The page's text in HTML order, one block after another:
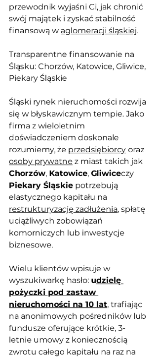
przewodnik wyjaśni Ci, jak chronić
swój majątek i zyskać stabilność
finansową w aglomeracji śląskiej.
Transparentne finansowanie na
Śląsku: Chorzów, Katowice, Gliwice,
Piekary Śląskie
Śląski rynek nieruchomości rozwija
się w błyskawicznym tempie. Jako
firma z wieloletnim
doświadczeniem doskonale
rozumiemy, że przedsiębiorcy oraz
osoby prywatne z miast takich jak
Chorzów, Katowice, Gliwiceczy
Piekary Śląskie potrzebują
elastycznego kapitału na
restrukturyzację zadłużenia, spłatę
uciążliwych zobowiązań
komorniczych lub inwestycje
biznesowe.
Wielu klientów wpisuje w
wyszukiwarkę hasło: udzielę
pożyczki pod zastaw
nieruchomości na 10 lat, trafiając
na anonimowych pośredników lub
fundusze oferujące krótkie, 3-
letnie umowy z koniecznością
zwrotu całego kapitału na raz na